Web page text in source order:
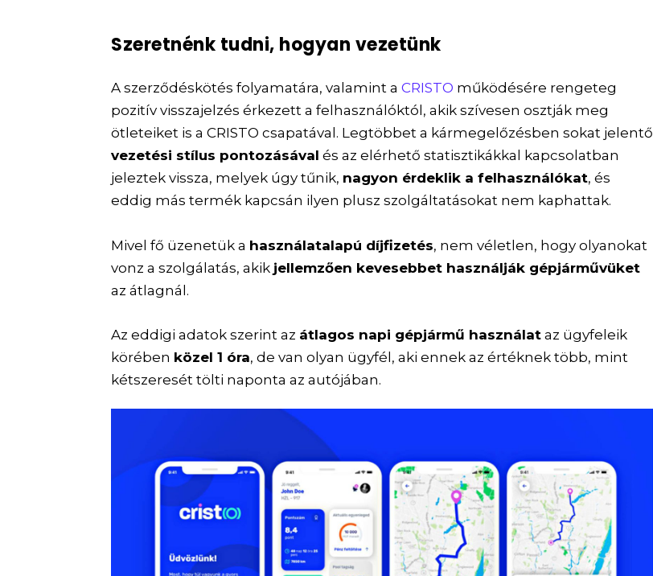
Szeretnénk tudni, hogyan vezetünk
A szerződéskötés folyamatára, valamint aCRISTO működésére rengeteg
pozitív visszajelzés érkezett a felhasználóktól, akik szívesen osztják meg
ötleteiket is a CRISTO csapatával. Legtöbbet a kármegelőzésben sokat jelentő
vezetési stílus pontozásával és az elérhető statisztikákkal kapcsolatban
jeleztek vissza, melyek úgy tűnik, nagyon érdeklik a felhasználókat, és
eddig más termék kapcsán ilyen plusz szolgáltatásokat nem kaphattak.
Mivel fő üzenetük a használatalapú díjfizetés, nem véletlen, hogy olyanokat
vonz a szolgálatás, akik jellemzően kevesebbet használják gépjárművüket
az átlagnál.
Az eddigi adatok szerint az átlagos napi gépjármű használat az ügyfeleik
körében közel 1 óra, de van olyan ügyfél, aki ennek az értéknek több, mint
kétszeresét tölti naponta az autójában.